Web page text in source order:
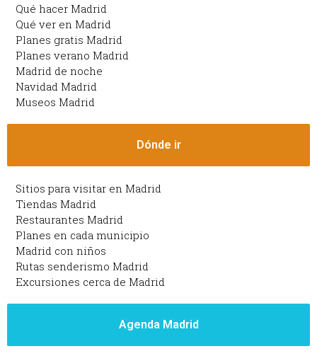
Qué hacer Madrid
Qué ver en Madrid
Planes gratis Madrid
Planes verano Madrid
Madrid de noche
Navidad Madrid
Museos Madrid
Dónde ir
Sitios para visitar en Madrid
Tiendas Madrid
Restaurantes Madrid
Planes en cada municipio
Madrid con niños
Rutas senderismo Madrid
Excursiones cerca de Madrid
Agenda Madrid